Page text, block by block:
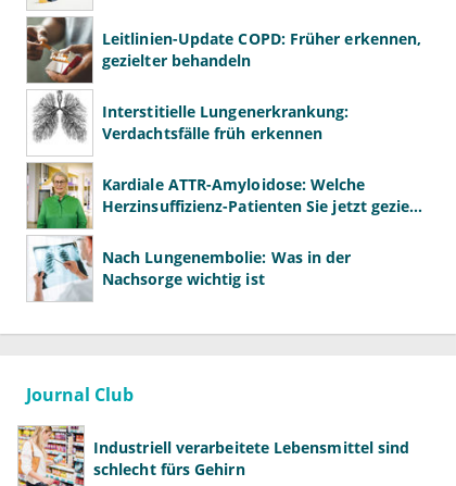
Leitlinien-Update COPD: Früher erkennen,
gezielter behandeln
Interstitielle Lungenerkrankung:
Verdachtsfälle früh erkennen
Kardiale ATTR-Amyloidose: Welche
Herzinsuffizienz-Patienten Sie jetzt gezielt
Nach Lungenembolie: Was in der
Nachsorge wichtig ist
Journal Club
Industriell verarbeitete Lebensmittel sind
schlecht fürs Gehirn